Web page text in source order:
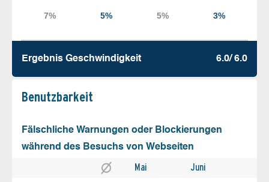
Ergebnis Geschw­indigkeit 6.0/ 6.0
Benutz­barkeit
Fälschliche Warnungen oder Blockierungen
während des Besuchs von Webseiten
Mai Juni